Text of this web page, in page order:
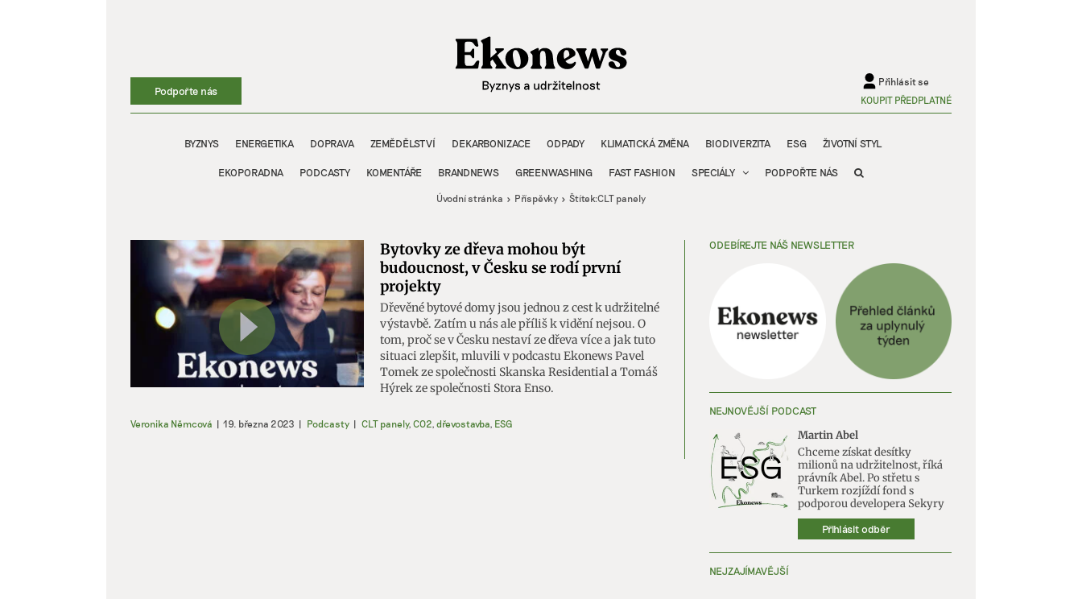
Podpořte nás
Přihlásit se
KOUPIT PŘEDPLATNÉ
BYZNYS ENERGETIKA DOPRAVA ZEMĚDĚLSTVÍ DEKARBONIZACE ODPADY KLIMATICKÁ ZMĚNA BIODIVERZITA ESG ŽIVOTNÍ STYL
EKOPORADNA PODCASTY KOMENTÁŘE BRANDNEWS GREENWASHING FAST FASHION SPECIÁLY PODPOŘTE NÁS
Úvodní stránka Příspěvky Štítek:CLT panely
Bytovky ze dřeva mohou být
budoucnost, v Česku se rodí první
projekty
Dřevěné bytové domy jsou jednou z cest k udržitelné
výstavbě. Zatím u nás ale příliš k vidění nejsou. O
tom, proč se v Česku nestaví ze dřeva více a jak tuto
situaci zlepšit, mluvili v podcastu Ekonews Pavel
Tomek ze společnosti Skanska Residential a Tomáš
Hýrek ze společnosti Stora Enso.
Veronika Němcová | 19. března 2023 | Podcasty | CLT panely, CO2, dřevostavba, ESG
ODEBÍREJTE NÁŠ NEWSLETTER
NEJNOVĚJŠÍ PODCAST
Martin Abel
Chceme získat desítky
milionů na udržitelnost, říká
právník Abel. Po střetu s
Turkem rozjíždí fond s
podporou developera Sekyry
Přihlásit odběr
NEJZAJÍMAVĚJŠÍ